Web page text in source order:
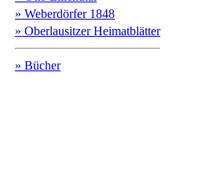
» Weberdörfer 1848
» Oberlausitzer Heimatblätter
» Bücher